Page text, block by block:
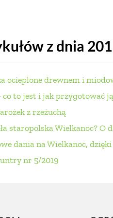
z dnia
ocieplone drewnem i
co to jest i jak przygotować
z rzeżuchą
staropolska Wielkanoc?
dania na Wielkanoc,
nr 5/2019
OGRÓD
DLA
ZWYCZAJE